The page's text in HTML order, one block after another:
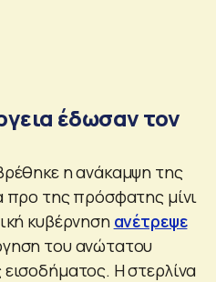
έδωσαν τον
η ανάκαμψη της
προ της πρόσφατης μίνι
κυβέρνηση ανέτρεψε
του ανώτατου
Η στερλίνα